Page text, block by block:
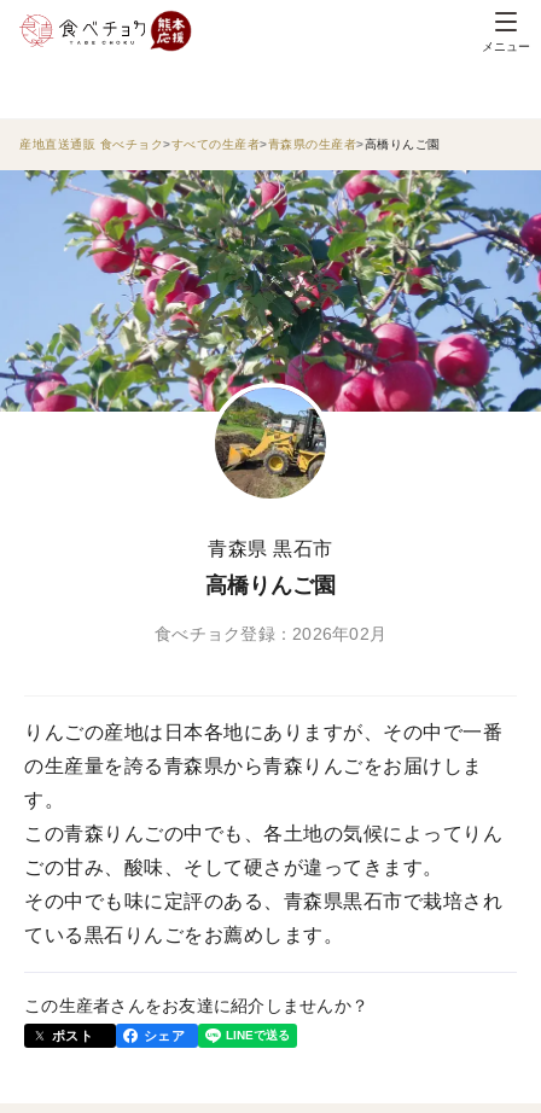
メニュー
産地直送通販 食べチョク すべての生産者 青森県の生産者 高橋りんご園
青森県 黒石市
高橋りんご園
食べチョク登録：2026年02月
りんごの産地は日本各地にありますが、その中で一番
の生産量を誇る青森県から青森りんごをお届けしま
す。
この青森りんごの中でも、各土地の気候によってりん
ごの甘み、酸味、そして硬さが違ってきます。
その中でも味に定評のある、青森県黒石市で栽培され
ている黒石りんごをお薦めします。
この生産者さんをお友達に紹介しませんか？
ポスト シェア